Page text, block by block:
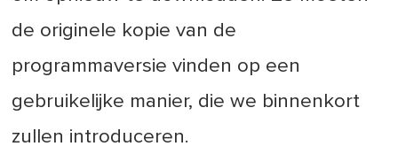
de originele kopie van de
programmaversie vinden op een
gebruikelijke manier, die we binnenkort
zullen introduceren.